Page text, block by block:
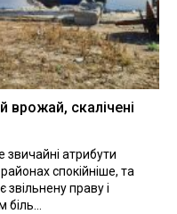
скалічені
атрибути
спокійніше, та
праву і